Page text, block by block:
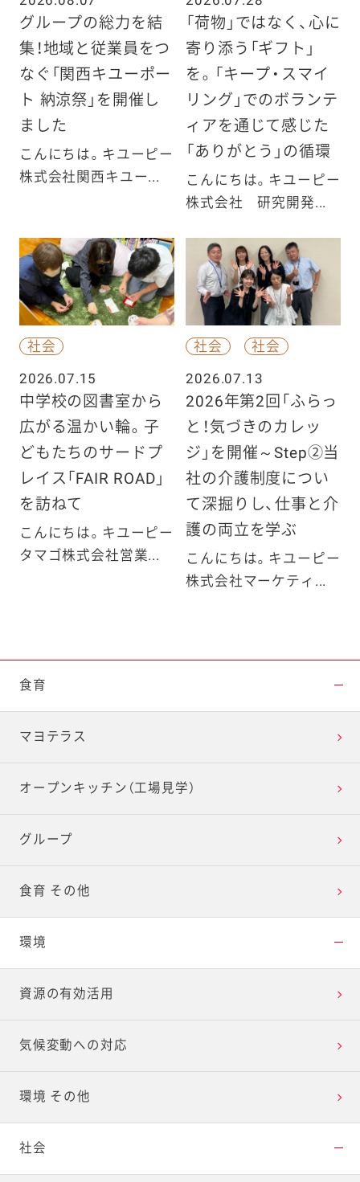
グループの総力を結
集！地域と従業員をつ
なぐ「関西キユーポー
ト 納涼祭」を開催し
ました
こんにちは。キユーピー
株式会社関西キユー...
「荷物」ではなく、心に
寄り添う「ギフト」
を。「キープ・スマイ
リング」でのボランテ
ィアを通じて感じた
「ありがとう」の循環
こんにちは。キユーピー
株式会社 研究開発...
社会
2026.07.15
中学校の図書室から
広がる温かい輪。子
どもたちのサードプ
レイス「FAIR ROAD」
を訪ねて
こんにちは。キユーピー
タマゴ株式会社営業...
社会
社会
2026.07.13
2026年第2回「ふらっ
と！気づきのカレッ
ジ」を開催～Step②当
社の介護制度につい
て深掘りし、仕事と介
護の両立を学ぶ
こんにちは。キユーピー
株式会社マーケティ...
食育
マヨテラス
オープンキッチン（工場見学）
グループ
食育 その他
環境
資源の有効活用
気候変動への対応
環境 その他
社会